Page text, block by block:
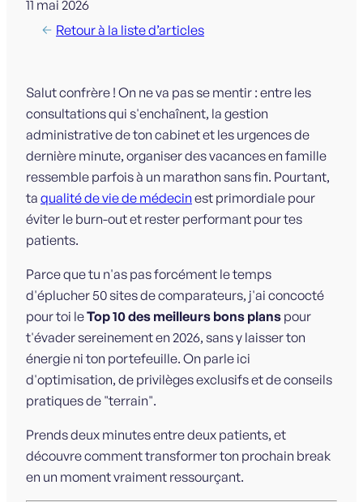
11 mai 2026
Retour à la liste d’articles
Salut confrère ! On ne va pas se mentir : entre les
consultations qui s'enchaînent, la gestion
administrative de ton cabinet et les urgences de
dernière minute, organiser des vacances en famille
ressemble parfois à un marathon sans fin. Pourtant,
ta qualité de vie de médecin est primordiale pour
éviter le burn-out et rester performant pour tes
patients.
Parce que tu n'as pas forcément le temps
d'éplucher 50 sites de comparateurs, j'ai concocté
pour toi leTop 10 des meilleurs bons plans pour
t'évader sereinement en 2026, sans y laisser ton
énergie ni ton portefeuille. On parle ici
d'optimisation, de privilèges exclusifs et de conseils
pratiques de "terrain".
Prends deux minutes entre deux patients, et
découvre comment transformer ton prochain break
en un moment vraiment ressourçant.